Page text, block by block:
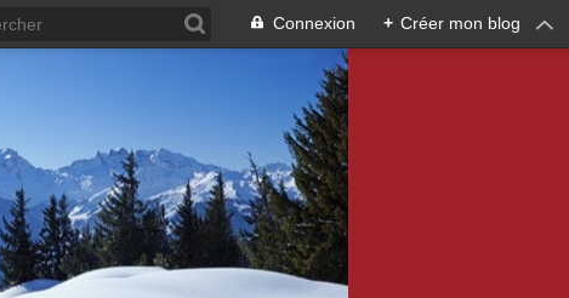
Connexion + Créer mon blog